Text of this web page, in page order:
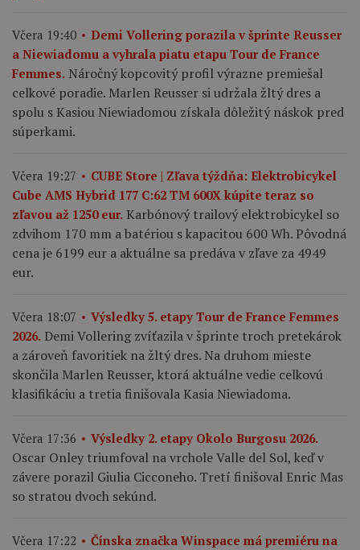
Včera 19:40
Demi Vollering porazila v šprinte Reusser
a Niewiadomu a vyhrala piatu etapu Tour de France
Femmes. Náročný kopcovitý profil výrazne premiešal
celkové poradie. Marlen Reusser si udržala žltý dres a
spolu s Kasiou Niewiadomou získala dôležitý náskok pred
súperkami.
Včera 19:27
CUBE Store | Zľava týždňa: Elektrobicykel
Cube AMS Hybrid 177 C:62 TM 600X kúpite teraz so
zľavou až 1250 eur. Karbónový trailový elektrobicykel so
zdvihom 170 mm a batériou s kapacitou 600 Wh. Pôvodná
cena je 6199 eur a aktuálne sa predáva v zľave za 4949
eur.
Včera 18:07
Výsledky 5. etapy Tour de France Femmes
2026. Demi Vollering zvíťazila v šprinte troch pretekárok
a zároveň favoritiek na žltý dres. Na druhom mieste
skončila Marlen Reusser, ktorá aktuálne vedie celkovú
klasifikáciu a tretia finišovala Kasia Niewiadoma.
Včera 17:36 Výsledky 2. etapy Okolo Burgosu 2026.
Oscar Onley triumfoval na vrchole Valle del Sol, keď v
závere porazil Giulia Cicconeho. Tretí finišoval Enric Mas
so stratou dvoch sekúnd.
Včera 17:22
Čínska značka Winspace má premiéru na